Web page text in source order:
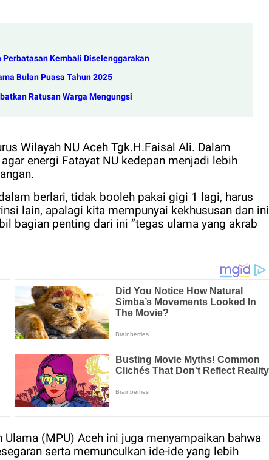
Kembali Diselenggarakan
Bulan Puasa Tahun 2025
Ratusan Warga Mengungsi
Wilayah NU Aceh Tgk.H.Faisal Ali. Dalam
energi Fatayat NU kedepan menjadi lebih
berlari, tidak booleh pakai gigi 1 lagi, harus
lain, apalagi kita mempunyai kekhususan dan ini
bagian penting dari ini ”tegas ulama yang akrab
(MPU) Aceh ini juga menyampaikan bahwa
serta memunculkan ide-ide yang lebih